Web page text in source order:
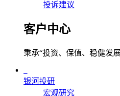
投诉建议
客户中心
秉承“投资、保值、稳健发
银河投研
宏观研究